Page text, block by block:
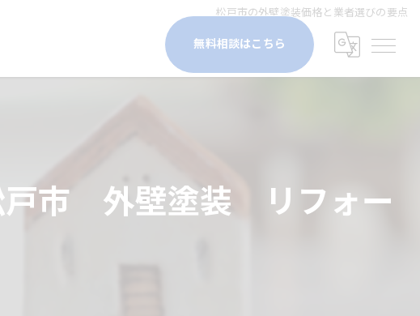
松戸市の外壁塗装価格と業者選びの要点
無料相談はこちら
戸市 外壁塗装 リフォー